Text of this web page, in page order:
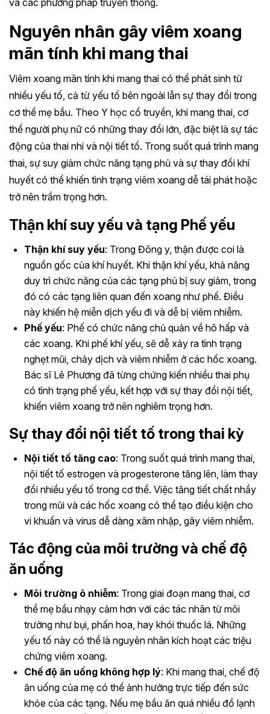
và các phương pháp truyền thống.
Nguyên nhân gây viêm xoang
mãn tính khi mang thai
Viêm xoang mãn tính khi mang thai có thể phát sinh từ
nhiều yếu tố, cả từ yếu tố bên ngoài lẫn sự thay đổi trong
cơ thể mẹ bầu. Theo Y học cổ truyền, khi mang thai, cơ
thể người phụ nữ có những thay đổi lớn, đặc biệt là sự tác
động của thai nhi và nội tiết tố. Trong suốt quá trình mang
thai, sự suy giảm chức năng tạng phủ và sự thay đổi khí
huyết có thể khiến tình trạng viêm xoang dễ tái phát hoặc
trở nên trầm trọng hơn.
Thận khí suy yếu và tạng Phế yếu
Thận khí suy yếu: Trong Đông y, thận được coi là
nguồn gốc của khí huyết. Khi thận khí yếu, khả năng
duy trì chức năng của các tạng phủ bị suy giảm, trong
đó có các tạng liên quan đến xoang như phế. Điều
này khiến hệ miễn dịch yếu đi và dễ bị viêm nhiễm.
Phế yếu: Phế có chức năng chủ quản về hô hấp và
các xoang. Khi phế khí yếu, sẽ dễ xảy ra tình trạng
nghẹt mũi, chảy dịch và viêm nhiễm ở các hốc xoang.
Bác sĩ Lê Phương đã từng chứng kiến nhiều thai phụ
có tình trạng phế yếu, kết hợp với sự thay đổi nội tiết,
khiến viêm xoang trở nên nghiêm trọng hơn.
Sự thay đổi nội tiết tố trong thai kỳ
Nội tiết tố tăng cao: Trong suốt quá trình mang thai,
nội tiết tố estrogen và progesterone tăng lên, làm thay
đổi nhiều yếu tố trong cơ thể. Việc tăng tiết chất nhầy
trong mũi và các hốc xoang có thể tạo điều kiện cho
vi khuẩn và virus dễ dàng xâm nhập, gây viêm nhiễm.
Tác động của môi trường và chế độ
ăn uống
Môi trường ô nhiễm: Trong giai đoạn mang thai, cơ
thể mẹ bầu nhạy cảm hơn với các tác nhân từ môi
trường như bụi, phấn hoa, hay khói thuốc lá. Những
yếu tố này có thể là nguyên nhân kích hoạt các triệu
chứng viêm xoang.
Chế độ ăn uống không hợp lý: Khi mang thai, chế độ
ăn uống của mẹ có thể ảnh hưởng trực tiếp đến sức
khỏe của các tạng. Nếu mẹ bầu ăn quá nhiều đồ lạnh